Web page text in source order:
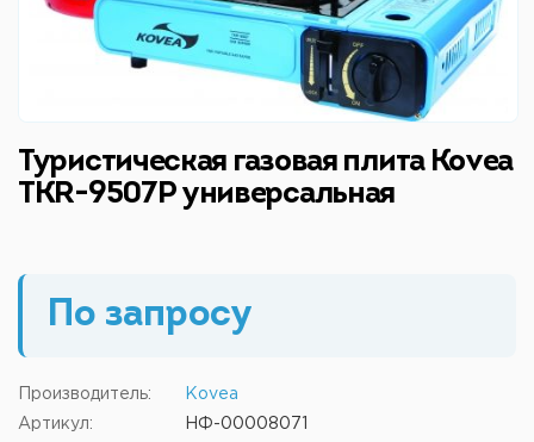
Туристическая газовая плита Kovea
TKR-9507Р универсальная
По запросу
Производитель: Kovea
Артикул: НФ-00008071